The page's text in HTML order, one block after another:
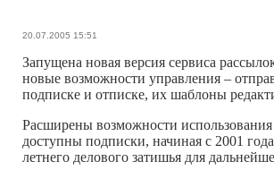
20.07.2005 15:51
Запущена новая версия сервиса
новые возможности управления –
подписке и отписке, их шаблоны
Расширены возможности использования
доступны подписки, начиная с 2001
летнего делового затишья для